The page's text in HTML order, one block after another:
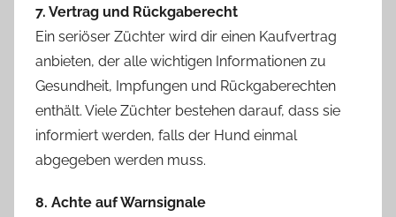
7. Vertrag und Rückgaberecht
Ein seriöser Züchter wird dir einen Kaufvertrag
anbieten, der alle wichtigen Informationen zu
Gesundheit, Impfungen und Rückgaberechten
enthält. Viele Züchter bestehen darauf, dass sie
informiert werden, falls der Hund einmal
abgegeben werden muss.
8. Achte auf Warnsignale